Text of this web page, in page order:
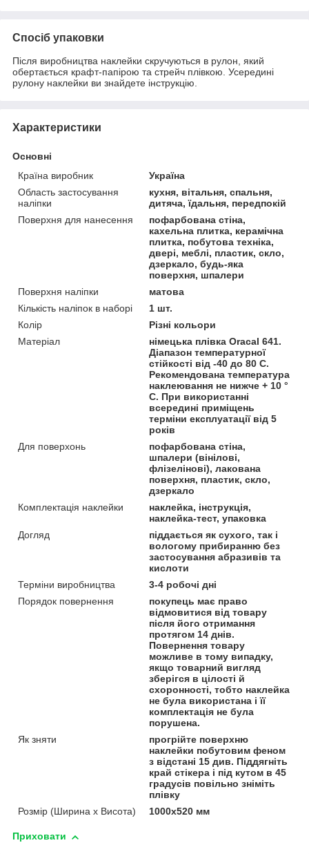
Спосіб упаковки
Після виробництва наклейки скручуються в рулон, який
обертається крафт-папірою та стрейч плівкою. Усередині
рулону наклейки ви знайдете інструкцію.
Характеристики
Основні
Країна виробник
Україна
Область застосування
наліпки
кухня, вітальня, спальня,
дитяча, їдальня, передпокій
Поверхня для нанесення
пофарбована стіна,
кахельна плитка, керамічна
плитка, побутова техніка,
двері, меблі, пластик, скло,
дзеркало, будь-яка
поверхня, шпалери
Поверхня наліпки
матова
Кількість наліпок в наборі
1 шт.
Колір
Різні кольори
Матеріал
німецька плівка Oracal 641.
Діапазон температурної
стійкості від -40 до 80 С.
Рекомендована температура
наклеювання не нижче + 10 °
С. При використанні
всередині приміщень
терміни експлуатації від 5
років
Для поверхонь
пофарбована стіна,
шпалери (вінілові,
флізелінові), лакована
поверхня, пластик, скло,
дзеркало
Комплектація наклейки
наклейка, інструкція,
наклейка-тест, упаковка
Догляд
піддається як сухого, так і
вологому прибиранню без
застосування абразивів та
кислоти
Терміни виробництва
3-4 робочі дні
Порядок повернення
покупець має право
відмовитися від товару
після його отримання
протягом 14 днів.
Повернення товару
можливе в тому випадку,
якщо товарний вигляд
зберігся в цілості й
схоронності, тобто наклейка
не була використана і її
комплектація не була
порушена.
Як зняти
прогрійте поверхню
наклейки побутовим феном
з відстані 15 див. Піддягніть
край стікера і під кутом в 45
градусів повільно зніміть
плівку
Розмір (Ширина х Висота)
1000х520 мм
Приховати